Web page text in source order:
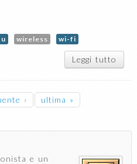
wireless wi-fi
Leggi tutto
di
› ultima »
e un